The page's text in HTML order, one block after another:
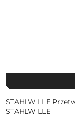
STAHLWILLE
STAHLWILLE